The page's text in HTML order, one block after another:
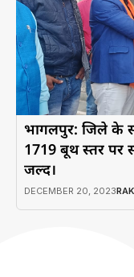
भागलपुर: जिले के
1719 बूथ स्तर पर
जल्द।
DECEMBER 20, 2023